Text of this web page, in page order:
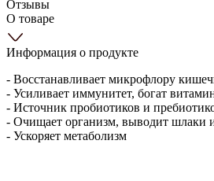
Отзывы
О товаре
Информация о продукте
- Восстанавливает микрофлору
- Усиливает иммунитет, богат
- Источник пробиотиков и
- Очищает организм, выводит шлаки
- Ускоряет метаболизм